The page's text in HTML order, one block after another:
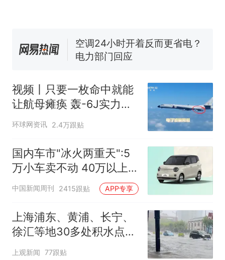
大雨将至一家老小6分钟抢收完
1千斤稻谷
全部作废，公平么？
视频丨只要一枚命中就能
让航母瘫痪 轰-6J实力有
多强？
环球网资讯 2.4万跟贴
国内车市"冰火两重天":5
万小车卖不动 40万以上
的抢购
中国新闻周刊 2415跟贴 APP专享
上海浦东、黄浦、长宁、
徐汇等地30多处积水点正
在抢排
上观新闻 77跟贴